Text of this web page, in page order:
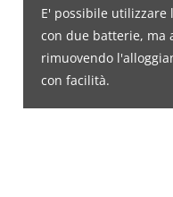
E' possibile
con due batterie, ma
rimuovendo
con facilità.